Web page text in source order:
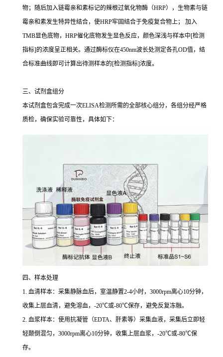
物；随后加入链霉亲和素标记的辣根过氧化物酶（HRP），生物素与链
霉亲和素发生特异性结合，使HRP牢固结合于免疫复合物上； 加入
TMB显色底物，HRP催化底物发生显色反应，颜色深浅与样本中[检测
指标]的浓度呈正相关。通过酶标仪在450nm波长处测定各孔OD值，结
合标准曲线即可计算出待测样本的[检测指标]浓度。
三、试剂盒组分
本试剂盒包含完成一次ELISA检测所需的全部核心组分，各组分经严格
质检，确保实验可靠性，具体如下：
四、样本处理
1. 血清样本：采集静脉血后，室温静置2-4小时，3000rpm离心10分钟，
收集上层血清，避免溶血，-20℃或-80℃保存，避免反复冻融。
2. 血浆样本：使用抗凝管（EDTA、肝素等）采集血液，采集后立即轻
轻颠倒混匀，3000rpm离心10分钟，收集上层血浆，-20℃或-80℃保
存。